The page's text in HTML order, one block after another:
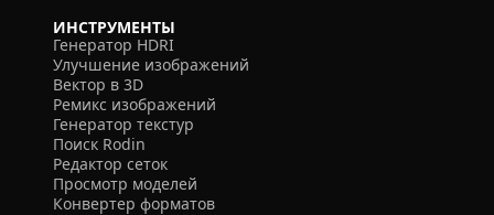
ИНСТРУМЕНТЫ
Генератор HDRI
Улучшение изображений
Вектор в 3D
Ремикс изображений
Генератор текстур
Поиск Rodin
Редактор сеток
Просмотр моделей
Конвертер форматов